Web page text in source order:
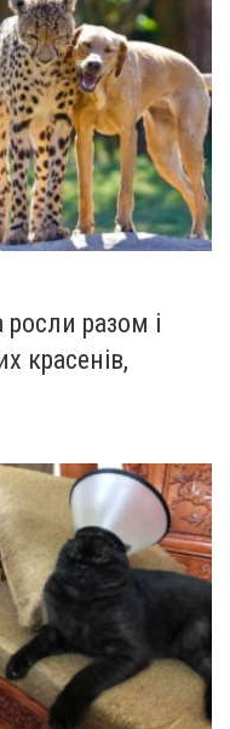
росли разом і
красенів,